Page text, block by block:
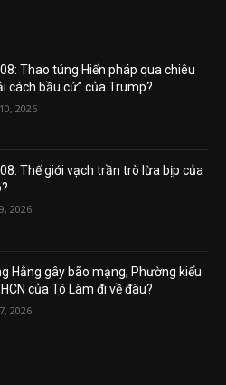
Thao túng Hiến pháp qua chiêu
cách bầu cử” của Trump?
2026
Thế giới vạch trần trò lừa bịp của
2026
Hằng gây bão mạng, Phường kiểu
của Tô Lâm đi về đâu?
2026